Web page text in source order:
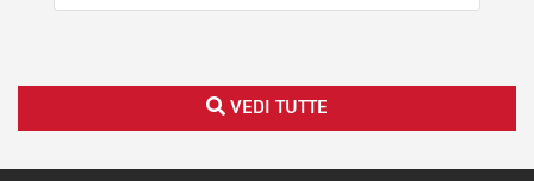
VEDI TUTTE